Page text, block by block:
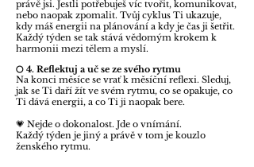
produkttestovací pdf
produkt testovací pdf
produkt testovací pdf
produkt testovací pdf
produkt testovací pdf
produkt
právě jsi. Jestli potřebuješ víc tvořit, komunikovat,
nebo naopak zpomalit. Tvůj cyklus Ti ukazuje,
kdy máš energii na plánování a kdy je čas ji šetřit.
Každý týden se tak stává vědomým krokem k
harmonii mezi tělem a myslí.
🌕 4. Reflektuj a uč se ze svého rytmu
Na konci měsíce se vrať k měsíční reflexi. Sleduj,
jak se Ti daří žít ve svém rytmu, co se opakuje, co
Ti dává energii, a co Ti ji naopak bere.
💗 Nejde o dokonalost. Jde o vnímání.
Každý týden je jiný a právě v tom je kouzlo
ženského rytmu.